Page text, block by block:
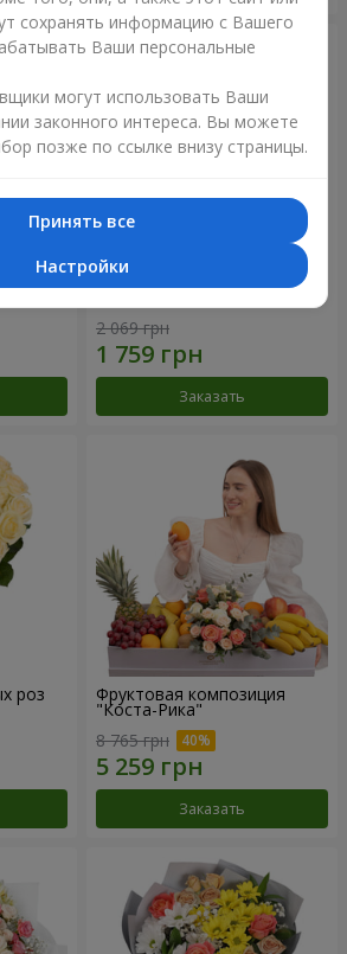
Букет из 21 кремовой розы
2 069 грн
Заказать
роз Фруктовая композиция
"Коста-Рика"
8 765 грн
Заказать
сохранять информацию с Вашего
Ваши персональные
могут использовать Ваши
законного интереса. Вы можете
позже по ссылке внизу страницы.
Принять все
Настройки